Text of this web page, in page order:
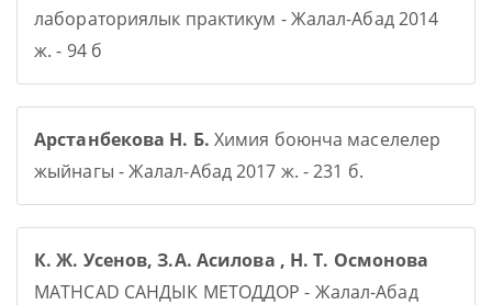
лабораториялык практикум - Жалал-Абад 2014
ж. - 94 б
Арстанбекова Н. Б. Химия боюнча маселелер
жыйнагы - Жалал-Абад 2017 ж. - 231 б.
К. Ж. Усенов, З.А. Асилова , Н. Т. Осмонова
MATHCAD САНДЫК МЕТОДДОР - Жалал-Абад